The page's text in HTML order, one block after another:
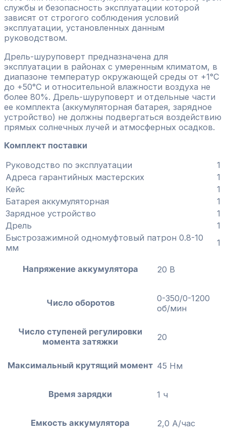
службы и безопасность эксплуатации которой
зависят от строгого соблюдения условий
эксплуатации, установленных данным
руководством.
Дрель-шуруповерт предназначена для
эксплуатации в районах с умеренным климатом, в
диапазоне температур окружающей среды от +1°С
до +50°С и относительной влажности воздуха не
более 80%. Дрель-шуруповерт и отдельные части
ее комплекта (аккумуляторная батарея, зарядное
устройство) не должны подвергаться воздействию
прямых солнечных лучей и атмосферных осадков.
Комплект поставки
Руководство по эксплуатации
1
Адреса гарантийных мастерских
1
Кейс
1
Батарея аккумуляторная
1
Зарядное устройство
1
Дрель
1
Быстрозажимной одномуфтовый патрон 0.8-10
мм
1
Напряжение аккумулятора 20 В
Число оборотов
0-350/0-1200
об/мин
Число ступеней регулировки
момента затяжки
20
Максимальный крутящий момент 45 Нм
Время зарядки 1 ч
Емкость аккумулятора 2,0 А/час